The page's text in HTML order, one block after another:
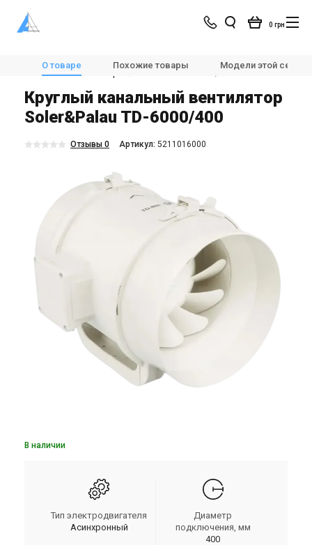
0 грн
Магазин Вентиляция
Вентиляторы
Канальные вентиляторы
Soler&Palau TD-6000/400
О товаре Похожие товары Модели этой серии
Круглый канальный вентилятор
Soler&Palau TD-6000/400
Отзывы 0 Aртикул: 5211016000
В наличии
Тип электродвигателя
Асинхронный
Диаметр
подключения, мм
400